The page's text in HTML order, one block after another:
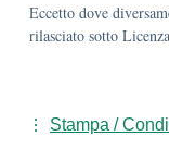
Eccetto dove
rilasciato sotto
Stampa /